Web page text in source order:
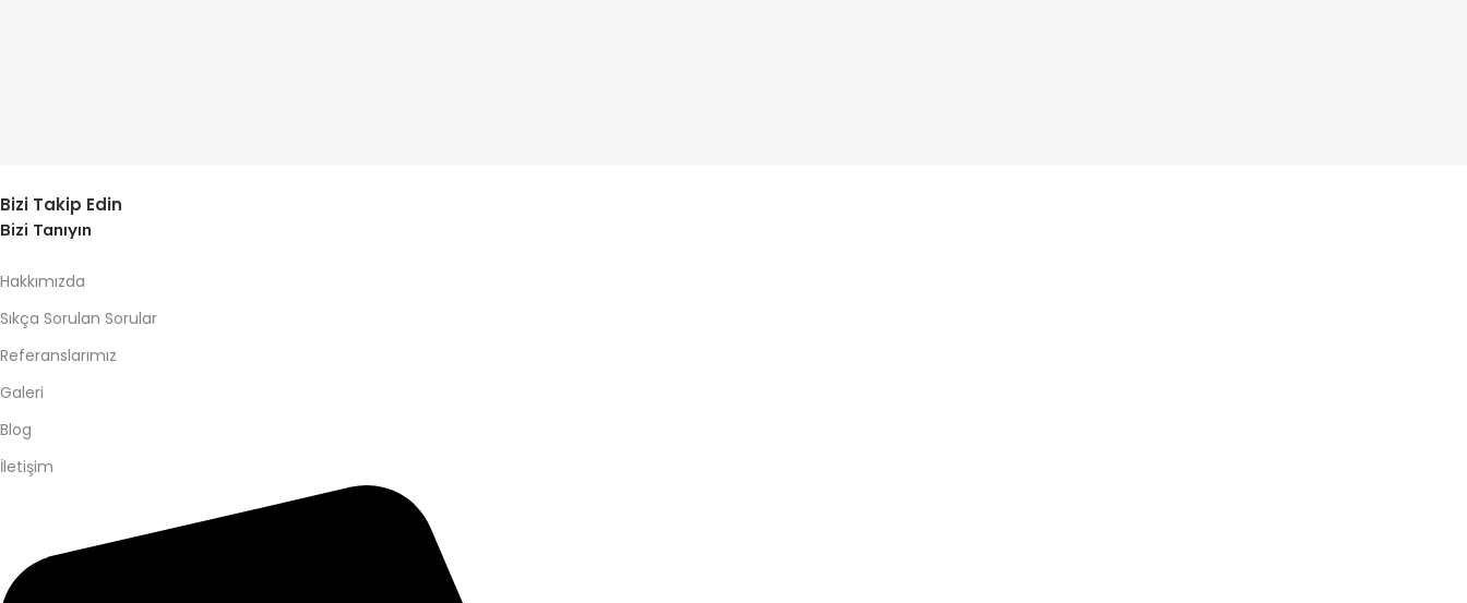
Bizi Takip Edin
Bizi Tanıyın
Hakkımızda
Sıkça Sorulan Sorular
Referanslarımız
Galeri
Blog
İletişim